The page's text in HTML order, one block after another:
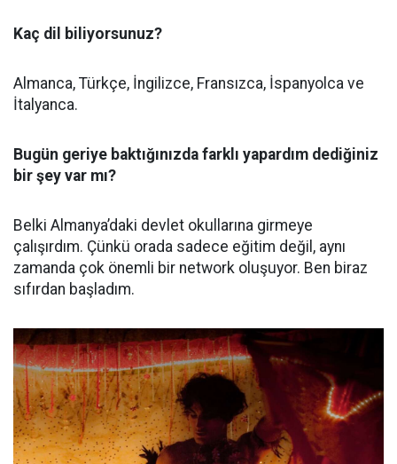
Kaç dil biliyorsunuz?
Almanca, Türkçe, İngilizce, Fransızca, İspanyolca ve
İtalyanca.
Bugün geriye baktığınızda farklı yapardım dediğiniz
bir şey var mı?
Belki Almanya’daki devlet okullarına girmeye
çalışırdım. Çünkü orada sadece eğitim değil, aynı
zamanda çok önemli bir network oluşuyor. Ben biraz
sıfırdan başladım.